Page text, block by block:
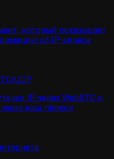
который показывает
об IP-адресе
UDP
IP через WebRTC и
ваш прокси